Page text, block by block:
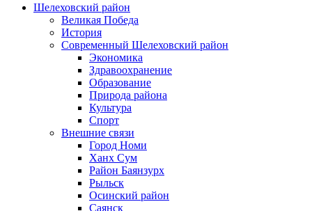
Шелеховский район
Великая Победа
История
Современный Шелеховский район
Экономика
Здравоохранение
Образование
Природа района
Культура
Спорт
Внешние связи
Город Номи
Ханх Сум
Район Баянзурх
Рыльск
Осинский район
Саянск